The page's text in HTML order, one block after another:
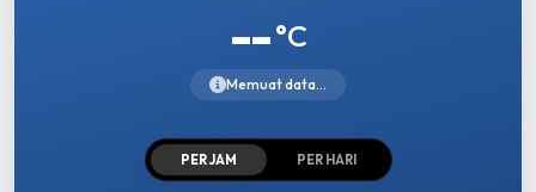
--°C
Memuat data...
PER JAM PER HARI